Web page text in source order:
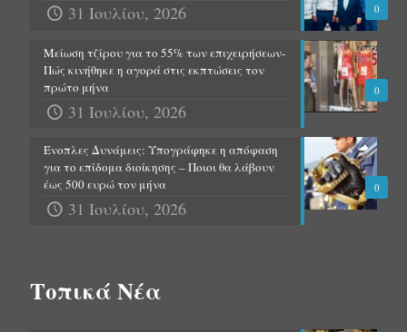
0
31 Ιουλίου, 2026
0
Μείωση τζίρου για το 55% των επιχειρήσεων-
Πώς κινήθηκε η αγορά στις εκπτώσεις τον
πρώτο μήνα
31 Ιουλίου, 2026
0
Ένοπλες Δυνάμεις: Υπογράφηκε η απόφαση
για το επίδομα διοίκησης – Ποιοι θα λάβουν
έως 500 ευρώ τον μήνα
31 Ιουλίου, 2026
Τοπικά Νέα